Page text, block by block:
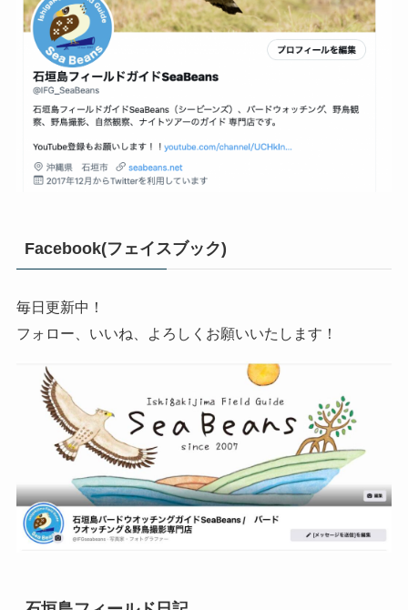
Facebook(フェイスブック)
毎日更新中！
フォロー、いいね、よろしくお願いいたします！